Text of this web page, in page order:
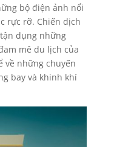
bộ điện ảnh nổi
rực rỡ. Chiến dịch
dụng những
mê du lịch của
về những chuyến
bay và khinh khí